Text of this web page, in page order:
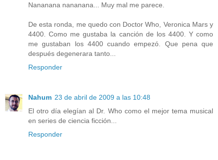
Nananana nananana... Muy mal me parece.
De esta ronda, me quedo con Doctor Who, Veronica Mars y
4400. Como me gustaba la canción de los 4400. Y como
me gustaban los 4400 cuando empezó. Que pena que
después degenerara tanto...
Responder
Nahum 23 de abril de 2009 a las 10:48
El otro día elegían al Dr. Who como el mejor tema musical
en series de ciencia ficción...
Responder